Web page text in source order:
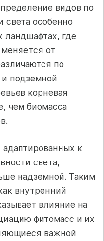
видов по
света особенно
ландшафтах, где
от
по
подземной
корневая
чем биомасса
к
света,
надземной. Таким
внутренний
влияние на
фитомасс и их
важной